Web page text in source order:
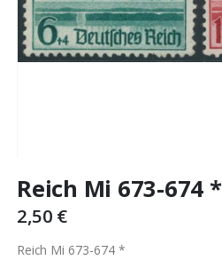
to
beginning
the
Reich Mi 673-674 *
2,50 €
Reich Mi 673-674 *